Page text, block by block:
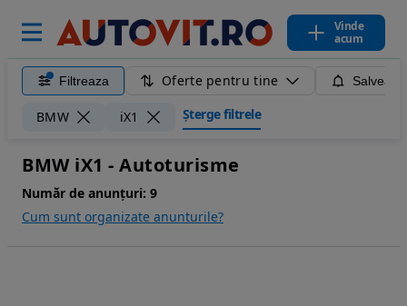
Vinde
acum
Filtreaza Oferte pentru tine
BMW iX1 Șterge filtrele
BMW iX1 - Autoturisme
Număr de anunțuri: 9
Cum sunt organizate anunturile?